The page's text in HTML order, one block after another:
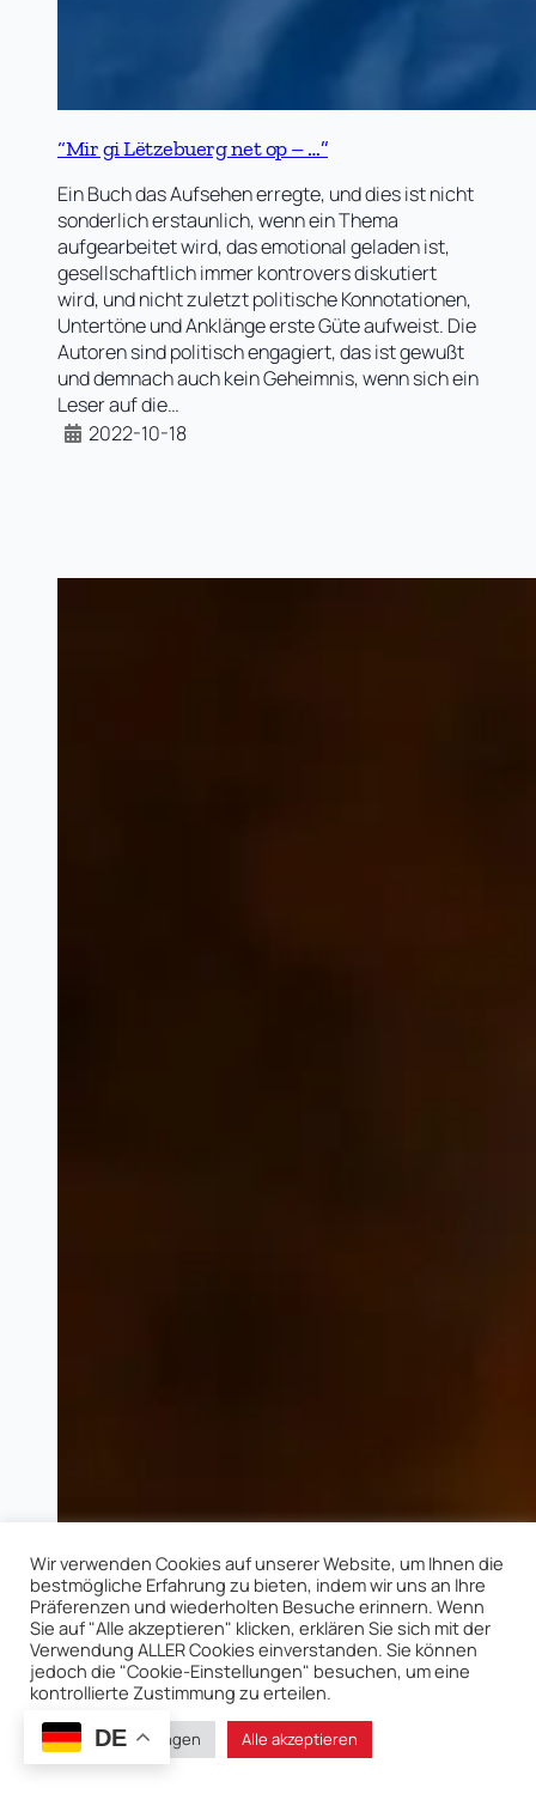
“Mir gi Lëtzebuerg net op – …”
Ein Buch das Aufsehen erregte, und dies ist nicht
sonderlich erstaunlich, wenn ein Thema
aufgearbeitet wird, das emotional geladen ist,
gesellschaftlich immer kontrovers diskutiert
wird, und nicht zuletzt politische Konnotationen,
Untertöne und Anklänge erste Güte aufweist. Die
Autoren sind politisch engagiert, das ist gewußt
und demnach auch kein Geheimnis, wenn sich ein
Leser auf die…
2022-10-18
Wir verwenden Cookies auf unserer Website, um Ihnen die
bestmögliche Erfahrung zu bieten, indem wir uns an Ihre
Präferenzen und wiederholten Besuche erinnern. Wenn
Sie auf "Alle akzeptieren" klicken, erklären Sie sich mit der
Verwendung ALLER Cookies einverstanden. Sie können
jedoch die "Cookie-Einstellungen" besuchen, um eine
kontrollierte Zustimmung zu erteilen.
Cookie-Einstellungen Alle akzeptieren
DE